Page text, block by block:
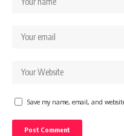
Save my name, email, and